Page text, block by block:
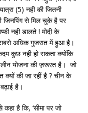
(5) नही की जितनी
जिनपिंग से मिल चुके है पर
नही डालते ! मोदी के
सबसे अधिक गुजरात में हुआ है।
कुछ नही हो सकता क्योंकि
योजना की ज़रूरत है। जो
की जा रहीं है ? चीन के
है।
है कि, ‘सीमा पर जो